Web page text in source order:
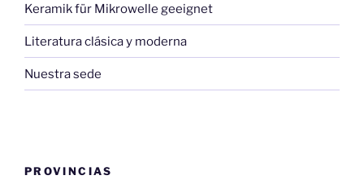
Keramik für Mikrowelle geeignet
Literatura clásica y moderna
Nuestra sede
PROVINCIAS